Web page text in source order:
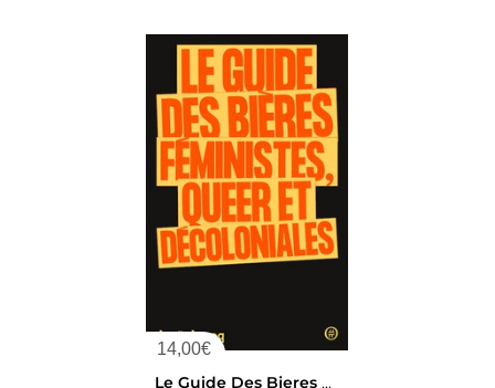
14,00€
Le Guide Des Bieres Feministes, Queer Et Decoloniales